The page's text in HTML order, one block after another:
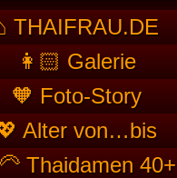
THAIFRAU.DE
👩🏻 Galerie
🧡 Foto-Story
Alter von…bis
Thaidamen 40+